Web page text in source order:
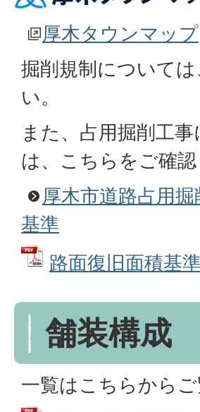
厚木タウンマップ
掘削規制について
い。
また、占用掘削工
は、こちらをご確認
厚木市道路占用
基準
路面復旧面積基
舗装構成
一覧はこちらから